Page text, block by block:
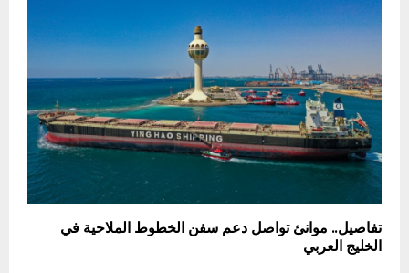
تفاصيل.. موانئ تواصل دعم سفن الخطوط الملاحية في
الخليج العربي